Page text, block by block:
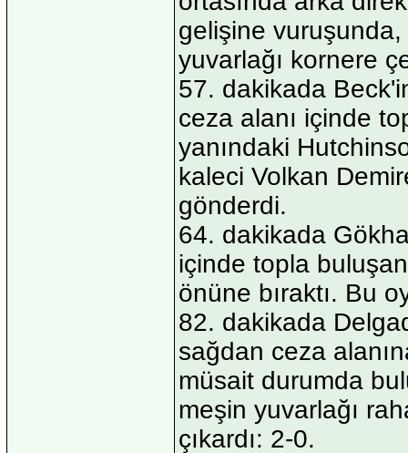
gelişine vuruşunda,
yuvarlağı kornere
57. dakikada
ceza alanı içinde
yanındaki
kaleci Volkan
gönderdi.
64. dakikada
içinde topla
önüne bıraktı. Bu
82. dakikada
sağdan ceza
müsait durumda
meşin yuvarlağı
çıkardı: 2-0.